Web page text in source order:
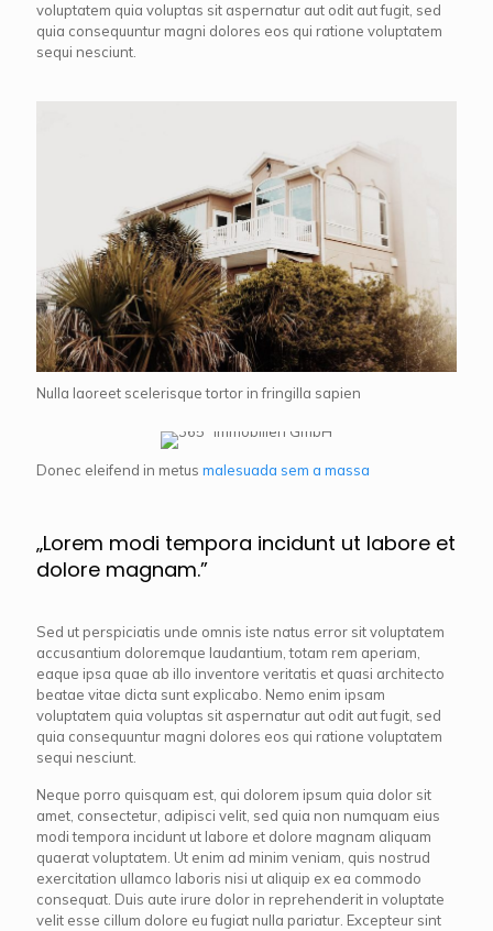
voluptatem quia voluptas sit aspernatur aut odit aut fugit, sed
quia consequuntur magni dolores eos qui ratione voluptatem
sequi nesciunt.
Nulla laoreet scelerisque tortor in fringilla sapien
Donec eleifend in metus malesuada sem a massa
„Lorem modi tempora incidunt ut labore et
dolore magnam.”
Sed ut perspiciatis unde omnis iste natus error sit voluptatem
accusantium doloremque laudantium, totam rem aperiam,
eaque ipsa quae ab illo inventore veritatis et quasi architecto
beatae vitae dicta sunt explicabo. Nemo enim ipsam
voluptatem quia voluptas sit aspernatur aut odit aut fugit, sed
quia consequuntur magni dolores eos qui ratione voluptatem
sequi nesciunt.
Neque porro quisquam est, qui dolorem ipsum quia dolor sit
amet, consectetur, adipisci velit, sed quia non numquam eius
modi tempora incidunt ut labore et dolore magnam aliquam
quaerat voluptatem. Ut enim ad minim veniam, quis nostrud
exercitation ullamco laboris nisi ut aliquip ex ea commodo
consequat. Duis aute irure dolor in reprehenderit in voluptate
velit esse cillum dolore eu fugiat nulla pariatur. Excepteur sint